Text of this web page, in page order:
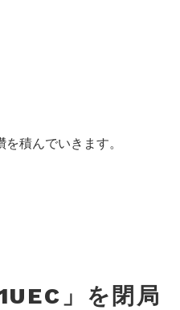
積んでいきます。
」を閉局